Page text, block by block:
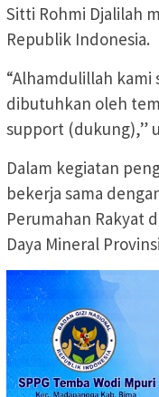
Sitti Rohmi Djalilah
Republik Indonesia.
“Alhamdulillah kami
dibutuhkan oleh
support (dukung),”
Dalam kegiatan
bekerja sama
Perumahan Rakyat
Daya Mineral